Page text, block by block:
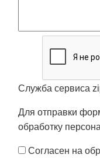
Служба сервиса
Для отправки
обработку
Согласен на